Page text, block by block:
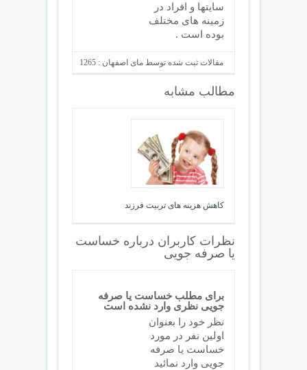
سایتها و افراد در
زمینه های مختلف
بوده است .
مقالات ثبت شده توسط مای اصفهان : 1265
مطالب مشابه
کاهش هزینه های تربیت فرزند
نظرات کاربران درباره خساست
یا صرفه جویی
برای مطلب خساست یا صرفه
جویی نظری وارد نشده است
نظر خود را بعنوان
اولین نفر در مورد
خساست یا صرفه
جویی وارد نمائید